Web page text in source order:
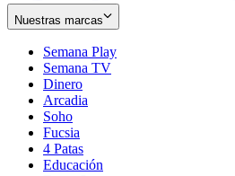
Nuestras marcas
Semana Play
Semana TV
Dinero
Arcadia
Soho
in
new
window
Fucsia
in
new
4 Patas
Educación